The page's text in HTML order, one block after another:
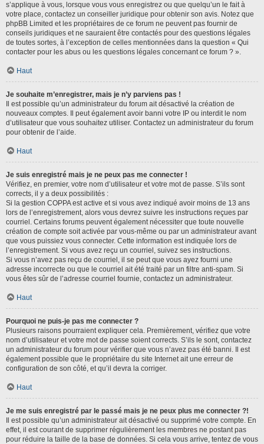
s’applique à vous, lorsque vous vous enregistrez ou que quelqu’un le fait à
votre place, contactez un conseiller juridique pour obtenir son avis. Notez que
phpBB Limited et les propriétaires de ce forum ne peuvent pas fournir de
conseils juridiques et ne sauraient être contactés pour des questions légales
de toutes sortes, à l’exception de celles mentionnées dans la question « Qui
contacter pour les abus ou les questions légales concernant ce forum ? ».
Haut
Je souhaite m’enregistrer, mais je n’y parviens pas !
Il est possible qu’un administrateur du forum ait désactivé la création de
nouveaux comptes. Il peut également avoir banni votre IP ou interdit le nom
d’utilisateur que vous souhaitez utiliser. Contactez un administrateur du forum
pour obtenir de l’aide.
Haut
Je suis enregistré mais je ne peux pas me connecter !
Vérifiez, en premier, votre nom d’utilisateur et votre mot de passe. S’ils sont
corrects, il y a deux possibilités :
Si la gestion COPPA est active et si vous avez indiqué avoir moins de 13 ans
lors de l’enregistrement, alors vous devrez suivre les instructions reçues par
courriel. Certains forums peuvent également nécessiter que toute nouvelle
création de compte soit activée par vous-même ou par un administrateur avant
que vous puissiez vous connecter. Cette information est indiquée lors de
l’enregistrement. Si vous avez reçu un courriel, suivez ses instructions.
Si vous n’avez pas reçu de courriel, il se peut que vous ayez fourni une
adresse incorrecte ou que le courriel ait été traité par un filtre anti-spam. Si
vous êtes sûr de l’adresse courriel fournie, contactez un administrateur.
Haut
Pourquoi ne puis-je pas me connecter ?
Plusieurs raisons pourraient expliquer cela. Premièrement, vérifiez que votre
nom d’utilisateur et votre mot de passe soient corrects. S’ils le sont, contactez
un administrateur du forum pour vérifier que vous n’avez pas été banni. Il est
également possible que le propriétaire du site Internet ait une erreur de
configuration de son côté, et qu’il devra la corriger.
Haut
Je me suis enregistré par le passé mais je ne peux plus me connecter ?!
Il est possible qu’un administrateur ait désactivé ou supprimé votre compte. En
effet, il est courant de supprimer régulièrement les membres ne postant pas
pour réduire la taille de la base de données. Si cela vous arrive, tentez de vous